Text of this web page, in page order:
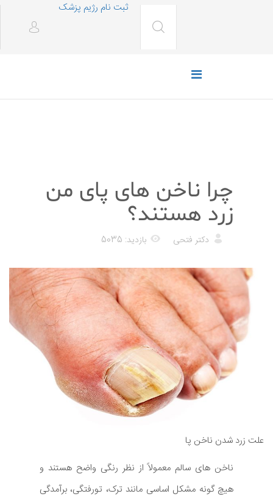
ثبت نام رژیم پزشک
چرا ناخن های پای من
زرد هستند؟
دکتر فتحی بازدید: 5035
علت زرد شدن ناخن پا
ناخن های سالم معمولاً از نظر رنگی واضح هستند و
هیچ گونه مشکل اساسی مانند ترک، تورفتگی، برآمدگی